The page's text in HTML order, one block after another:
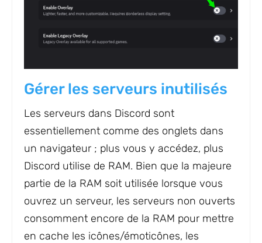
Gérer les serveurs inutilisés
Les serveurs dans Discord sont
essentiellement comme des onglets dans
un navigateur ; plus vous y accédez, plus
Discord utilise de RAM. Bien que la majeure
partie de la RAM soit utilisée lorsque vous
ouvrez un serveur, les serveurs non ouverts
consomment encore de la RAM pour mettre
en cache les icônes/émoticônes, les